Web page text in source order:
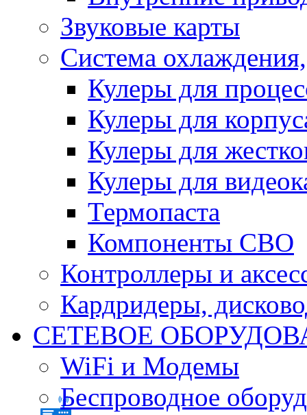
Звуковые карты
Система
Кулеры для
Кулеры для
Кулеры для
Кулеры для
Термопаста
Компоненты СВО
Контроллеры и
Кардридеры,
СЕТЕВОЕ
WiFi и Модемы
Беспроводное